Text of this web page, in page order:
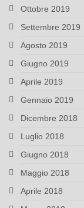
Ottobre 2019
Settembre 2019
Agosto 2019
Giugno 2019
Aprile 2019
Gennaio 2019
Dicembre 2018
Luglio 2018
Giugno 2018
Maggio 2018
Aprile 2018